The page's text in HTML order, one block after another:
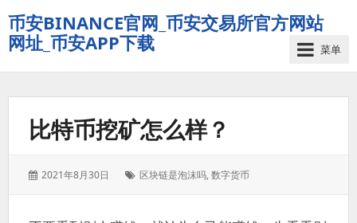
币安BINANCE官网_币安交易所官方网站
网址_币安APP下载
菜单
比特币挖矿怎么样？
发
2021年8月30日
标
区块链是泡沫吗,数字货币